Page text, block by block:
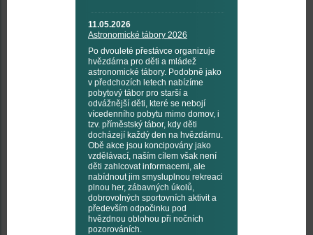
11.05.2026
Astronomické tábory 2026
Po dvouleté přestávce organizuje
hvězdárna pro děti a mládež
astronomické tábory. Podobně jako
v předchozích letech nabízíme
pobytový tábor pro starší a
odvážnější děti, které se nebojí
vícedenního pobytu mimo domov, i
tzv. příměstský tábor, kdy děti
docházejí každý den na hvězdárnu.
Obě akce jsou koncipovány jako
vzdělávací, naším cílem však není
děti zahlcovat informacemi, ale
nabídnout jim smysluplnou rekreaci
plnou her, zábavných úkolů,
dobrovolných sportovních aktivit a
především odpočinku pod
hvězdnou oblohou při nočních
pozorováních.